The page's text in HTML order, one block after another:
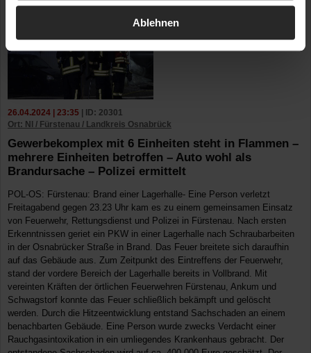
Ablehnen
26.04.2024 | 23:35 | ID: 20301
Ort: NI / Fürstenau / Landkreis Osnabrück
Gewerbekomplex mit 6 Einheiten steht in Flammen –
mehrere Einheiten betroffen – Auto wohl als
Brandursache – Polizei ermittelt
POL-OS: Fürstenau: Brand einer Lagerhalle- Eine Person verletzt
Freitagabend gegen 23.23 Uhr kam es zu einem gemeinsamen Einsatz
von Feuerwehr, Rettungsdienst und Polizei in Fürstenau. Nach ersten
Erkenntnissen geriet ein PKW in einer Lagerhalle nach Schraubarbeiten
in der Osnabrücker Straße in Brand. Das Feuer breitete sich daraufhin
auf das Gebäude aus. Zum Zeitpunkt des Eintreffens der Feuerwehr,
stand der vordere Bereich der Lagerhalle bereits in Vollbrand. Mit
vereinten Kräften der örtlichen Feuerwehren Fürstenau, Ankum und
Schwagstorf konnte das Feuer schließlich bekämpft und gelöscht
werden. Durch die Hitzeentwicklung entstand Sachschaden an einem
benachbarten Gebäude. Eine Person wurde zwecks Verdacht einer
Rauchgasintoxikation in ein umliegendes Krankenhaus gebracht. Der